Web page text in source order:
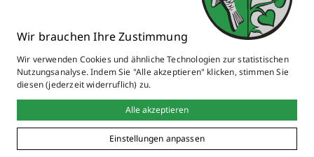
Wir brauchen Ihre Zustimmung
Wir verwenden Cookies und ähnliche Technologien zur statistischen
Nutzungsanalyse. Indem Sie "Alle akzeptieren" klicken, stimmen Sie
diesen (jederzeit widerruflich) zu.
Alle akzeptieren
Einstellungen anpassen